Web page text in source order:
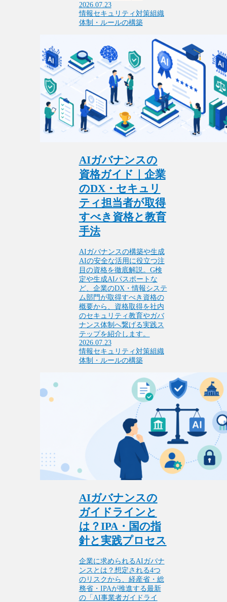
2026.07.23
情報セキュリティ対策組織
体制・ルールの構築
AIガバナンスの
資格ガイド｜企業
のDX・セキュリ
ティ担当者が取得
すべき資格と教育
手法
AIガバナンスの構築や生成
AIの安全な活用に役立つ注
目の資格を徹底解説。G検
定や生成AIパスポートな
ど、企業のDX・情報システ
ム部門が取得すべき資格の
概要から、資格取得を社内
のセキュリティ教育やガバ
ナンス体制へ繋げる実践ス
テップを紹介します。
2026.07.23
情報セキュリティ対策組織
体制・ルールの構築
AIガバナンスの
ガイドラインと
は？IPA・国の指
針と実践プロセス
企業に求められるAIガバナ
ンスとは？想定される4つ
のリスクから、経産省・総
務省・IPAが推進する最新
の「AI事業者ガイドライ